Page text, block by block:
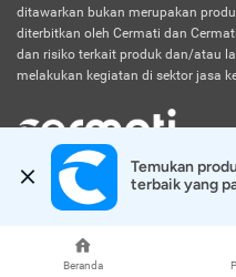
Beranda
ditawarkan bukan merupakan
diterbitkan oleh Cermati dan
dan risiko terkait produk dan/atau
melakukan kegiatan di sektor jasa
© 2026 Cermati. All Rights Reserved.
Temukan
terbaik yang